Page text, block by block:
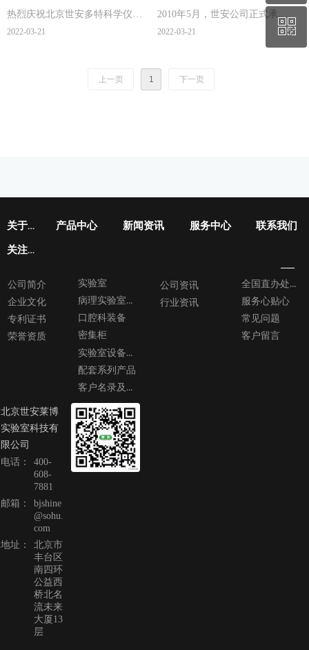
热烈庆祝北京世安多特科学仪器
有限公司成立，北京世安多特科
子生物学、细胞生物学、微生物
院、科研机构及企业等提供优质
的服务。多年来，世安多特凭
借“诚信、负责、优质”的经营理
迎。公司通过规范、高效的企业
管理制度，以及和谐、精干的团
队，正稳步向更高层次和更大规
模发展。
2022-03-21
课题
2010年5月，世安公司正式承
接“十一五”国家科技支撑计划课
题，项目名称为实验室生物安全
微生物气溶胶试验防护隔离屏障
2022-03-21
上一页 1 下一页
公司简介
企业文化
专利证书
荣誉资质
关于世安 产品中心
实验室
病理实验室设备
口腔科装备
密集柜
新闻资讯
公司资讯
行业资讯
服务中心
全国直办处导航图
服务心贴心
常见问题
客户留言
联系我们
电话：
400-
608-
7881
邮箱：
bjshine
@sohu.
com
地址：
北京市
丰台区
南四环
公益西
桥北名
流未来
大厦13
层
北京世安莱博
实验室科技有
限公司
关注我们
实验室设备及工程
配套系列产品
客户名录及案例
400-608-7881
ꀥ